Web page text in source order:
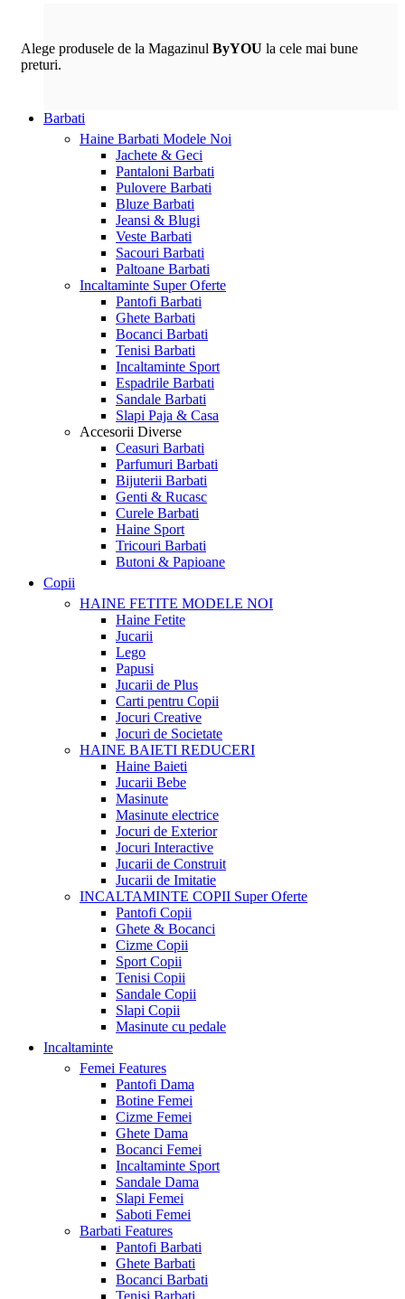
Alege produsele de la Magazinul ByYOU la cele mai bune
preturi.
Barbati
Haine Barbati Modele Noi
Jachete & Geci
Pantaloni Barbati
Pulovere Barbati
Bluze Barbati
Jeansi & Blugi
Veste Barbati
Sacouri Barbati
Paltoane Barbati
Incaltaminte Super Oferte
Pantofi Barbati
Ghete Barbati
Bocanci Barbati
Tenisi Barbati
Incaltaminte Sport
Espadrile Barbati
Sandale Barbati
Slapi Paja & Casa
Accesorii Diverse
Ceasuri Barbati
Parfumuri Barbati
Bijuterii Barbati
Genti & Rucasc
Curele Barbati
Haine Sport
Tricouri Barbati
Butoni & Papioane
Copii
HAINE FETITE MODELE NOI
Haine Fetite
Jucarii
Lego
Papusi
Jucarii de Plus
Carti pentru Copii
Jocuri Creative
Jocuri de Societate
HAINE BAIETI REDUCERI
Haine Baieti
Jucarii Bebe
Masinute
Masinute electrice
Jocuri de Exterior
Jocuri Interactive
Jucarii de Construit
Jucarii de Imitatie
INCALTAMINTE COPII Super Oferte
Pantofi Copii
Ghete & Bocanci
Cizme Copii
Sport Copii
Tenisi Copii
Sandale Copii
Slapi Copii
Masinute cu pedale
Incaltaminte
Femei Features
Pantofi Dama
Botine Femei
Cizme Femei
Ghete Dama
Bocanci Femei
Incaltaminte Sport
Sandale Dama
Slapi Femei
Saboti Femei
Barbati Features
Pantofi Barbati
Ghete Barbati
Bocanci Barbati
Tenisi Barbati